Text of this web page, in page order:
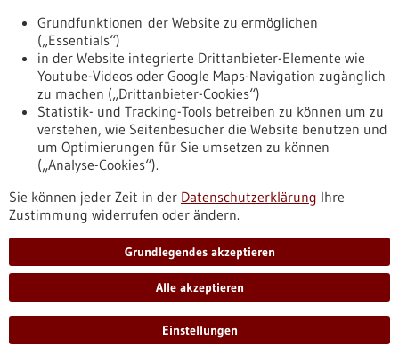
Pressemitteilung - 27.02.2023
DANK: „Özdemirs Werbebeschränkung ist
ein Meilenstein für die Kindergesundheit“
Zum Entwurf des Bundesernährungsministeriums für eine
Beschränkung der Lebensmittelwerbung kommentiert
Barbara Bitzer, Sprecherin der Deutschen Allianz
Nichtübertragbare Krankheiten (DANK) und
Geschäftsführerin der Deutschen Diabetes Gesellschaft
(DDG): „Özdemirs Werbebeschränkung ist ein Meilenstein für
die Kindergesundheit“.
https://www.gesundheitsindustrie-
bw.de/fachbeitrag/pm/dank-oezdemirs-
werbebeschraenkung-ist-ein-meilenstein-fuer-die-
kindergesundheit
Pressemitteilung - 28.02.2023
Grundfunktionen der Website zu ermöglichen
(„Essentials“)
in der Website integrierte Drittanbieter-Elemente wie
Youtube-Videos oder Google Maps-Navigation zugänglich
zu machen („Drittanbieter-Cookies“)
Statistik- und Tracking-Tools betreiben zu können um zu
verstehen, wie Seitenbesucher die Website benutzen und
um Optimierungen für Sie umsetzen zu können
(„Analyse-Cookies“).
Sie können jeder Zeit in der Datenschutzerklärung Ihre
Zustimmung widerrufen oder ändern.
Grundlegendes akzeptieren
Alle akzeptieren
Einstellungen